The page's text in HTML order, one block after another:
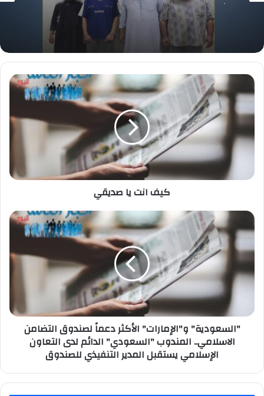
القبض علي الأشخاص الذين قاموا بالتعدى
بالعصى الخشبية على سيدة بكفر الشيخ
كيف
انت
صديقي
كيف انت يا صديقي
"السعودية"
و"الإمارات"
الأكثر
دعماً
لصندوق
التضامن
الاسلامي..
المندوب
"السعودي"
الدائم
يستقبل
"السعودية" و"الإمارات" الأكثر دعماً لصندوق التضامن
الاسلامي.. المندوب "السعودي" الدائم لدى التعاون
الإسلامي يستقبل المدير التنفيذي للصندوق